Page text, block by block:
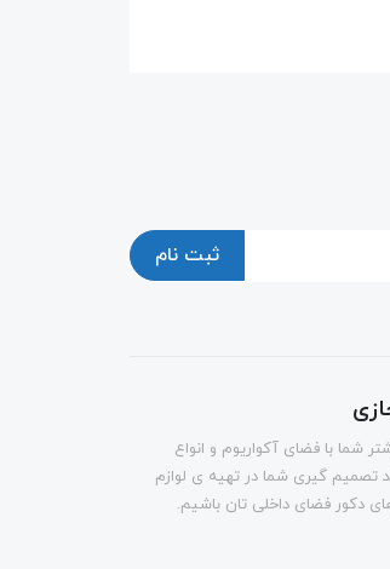
ثبت نام
شما با فضای آکواریوم و انواع
تصمیم گیری شما در تهیه ی لوازم
دکور فضای داخلی تان باشیم.